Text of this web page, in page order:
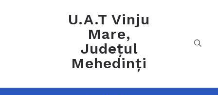
U.A.T Vinju
Mare,
Județul
Mehedinți